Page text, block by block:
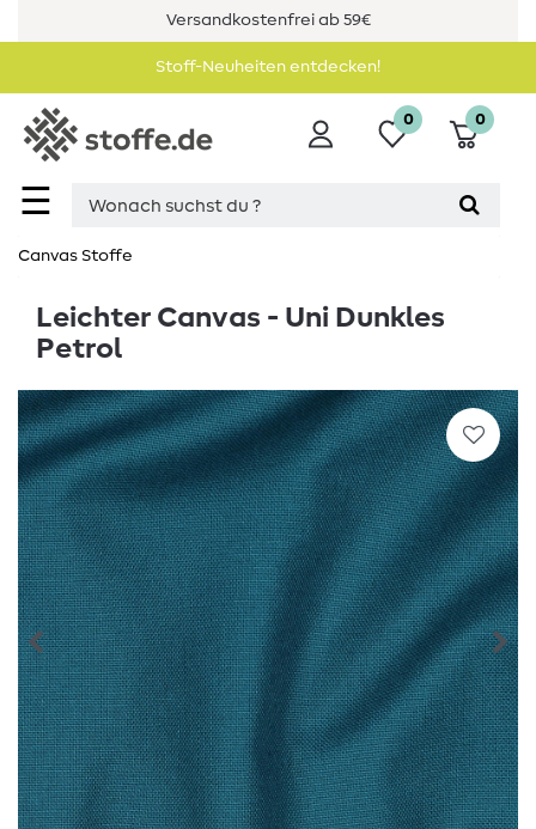
Versandkostenfrei ab 59€
Stoff-Neuheiten entdecken!
☰
0 0
Canvas Stoffe
Leichter Canvas - Uni Dunkles
Petrol